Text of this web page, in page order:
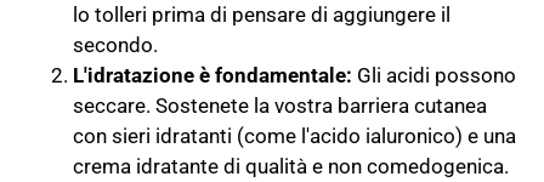
lo tolleri prima di pensare di aggiungere il
secondo.
L'idratazione è fondamentale: Gli acidi possono
seccare. Sostenete la vostra barriera cutanea
con sieri idratanti (come l'acido ialuronico) e una
crema idratante di qualità e non comedogenica.